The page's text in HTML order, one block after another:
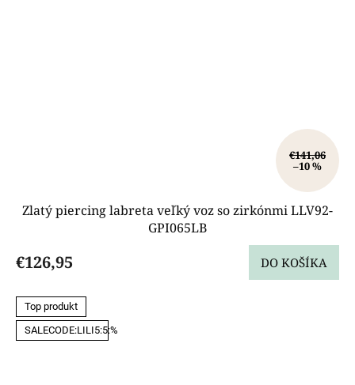
€141,06
–10 %
Zlatý piercing labreta veľký voz so zirkónmi LLV92-
GPI065LB
€126,95 DO KOŠÍKA
Top produkt
SALECODE:LILI5:5:%